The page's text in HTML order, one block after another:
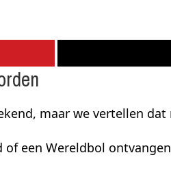
maar we vertellen
of een Wereldbol